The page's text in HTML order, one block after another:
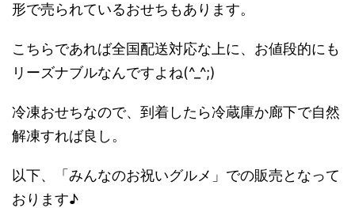
形で売られているおせちもあります。
こちらであれば全国配送対応な上に、お値段的にも
リーズナブルなんですよね(^_^;)
冷凍おせちなので、到着したら冷蔵庫か廊下で自然
解凍すれば良し。
以下、「みんなのお祝いグルメ」での販売となって
おります♪